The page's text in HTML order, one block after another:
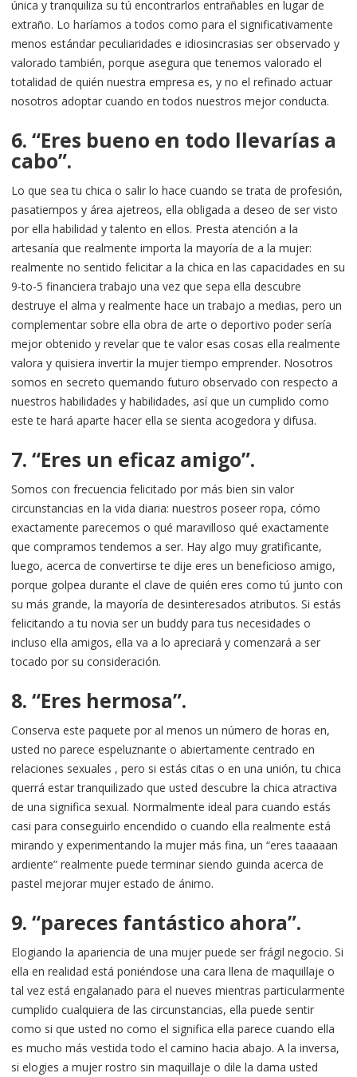
única y tranquiliza su tú encontrarlos entrañables en lugar de
extraño. Lo haríamos a todos como para el significativamente
menos estándar peculiaridades e idiosincrasias ser observado y
valorado también, porque asegura que tenemos valorado el
totalidad de quién nuestra empresa es, y no el refinado actuar
nosotros adoptar cuando en todos nuestros mejor conducta.
6. “Eres bueno en todo llevarías a
cabo”.
Lo que sea tu chica o salir lo hace cuando se trata de profesión,
pasatiempos y área ajetreos, ella obligada a deseo de ser visto
por ella habilidad y talento en ellos. Presta atención a la
artesanía que realmente importa la mayoría de a la mujer:
realmente no sentido felicitar a la chica en las capacidades en su
9-to-5 financiera trabajo una vez que sepa ella descubre
destruye el alma y realmente hace un trabajo a medias, pero un
complementar sobre ella obra de arte o deportivo poder sería
mejor obtenido y revelar que te valor esas cosas ella realmente
valora y quisiera invertir la mujer tiempo emprender. Nosotros
somos en secreto quemando futuro observado con respecto a
nuestros habilidades y habilidades, así que un cumplido como
este te hará aparte hacer ella se sienta acogedora y difusa.
7. “Eres un eficaz amigo”.
Somos con frecuencia felicitado por más bien sin valor
circunstancias en la vida diaria: nuestros poseer ropa, cómo
exactamente parecemos o qué maravilloso qué exactamente
que compramos tendemos a ser. Hay algo muy gratificante,
luego, acerca de convertirse te dije eres un beneficioso amigo,
porque golpea durante el clave de quién eres como tú junto con
su más grande, la mayoría de desinteresados atributos. Si estás
felicitando a tu novia ser un buddy para tus necesidades o
incluso ella amigos, ella va a lo apreciará y comenzará a ser
tocado por su consideración.
8. “Eres hermosa”.
Conserva este paquete por al menos un número de horas en,
usted no parece espeluznante o abiertamente centrado en
relaciones sexuales , pero si estás citas o en una unión, tu chica
querrá estar tranquilizado que usted descubre la chica atractiva
de una significa sexual. Normalmente ideal para cuando estás
casi para conseguirlo encendido o cuando ella realmente está
mirando y experimentando la mujer más fina, un “eres taaaaan
ardiente” realmente puede terminar siendo guinda acerca de
pastel mejorar mujer estado de ánimo.
9. “pareces fantástico ahora”.
Elogiando la apariencia de una mujer puede ser frágil negocio. Si
ella en realidad está poniéndose una cara llena de maquillaje o
tal vez está engalanado para el nueves mientras particularmente
cumplido cualquiera de las circunstancias, ella puede sentir
como si que usted no como el significa ella parece cuando ella
es mucho más vestida todo el camino hacia abajo. A la inversa,
si elogies a mujer rostro sin maquillaje o dile la dama usted